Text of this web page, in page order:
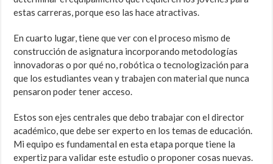
estas carreras, porque eso las hace atractivas.
En cuarto lugar, tiene que ver con el proceso mismo de
construcción de asignatura incorporando metodologías
innovadoras o por qué no, robótica o tecnologización para
que los estudiantes vean y trabajen con material que nunca
pensaron poder tener acceso.
Estos son ejes centrales que debo trabajar con el director
académico, que debe ser experto en los temas de educación.
Mi equipo es fundamental en esta etapa porque tiene la
expertiz para validar este estudio o proponer cosas nuevas.